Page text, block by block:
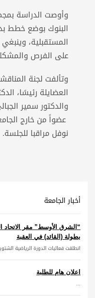
وأوصت الدراسة
البنوك بوضع خطط
المستقبلية،
على الفرص
وتألفت لجنة
العضايلة رئيسًا،
والدكتور سمير
عضواً من خارج
نوفل مراقبا للجلسة.
أخبار الجامعة
“الشرق الأوسط” مقر الاتحاد
بطولة (القائد) في العقبة
انطلقت فعاليات الدورة الرياضية
اعلان هام للطلبة
...